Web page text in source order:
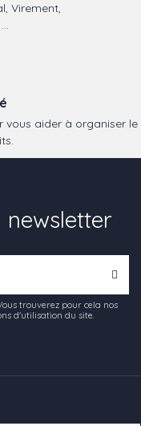
Virement,
vous aider à organiser le
newsletter
trouverez pour cela nos
d'utilisation du site.